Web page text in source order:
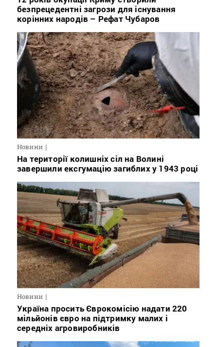
безпрецедентні загрози для існування
корінних народів – Рефат Чубаров
Новини
На території колишніх сіл на Волині
завершили ексгумацію загиблих у 1943 році
Новини
Україна просить Єврокомісію надати 220
мільйонів євро на підтримку малих і
середніх агровиробників